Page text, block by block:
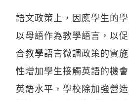
語文政策上，因應學生的
以母語作為教學語言，以
合教學語言微調政策的實
性增加學生接觸英語的機
英語水平，學校除加強營